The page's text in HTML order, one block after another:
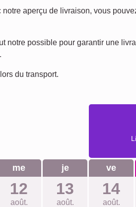
aperçu de livraison, vous
notre possible pour garantir une
du transport.
me
12
août.
je
13
août.
ve
14
août.